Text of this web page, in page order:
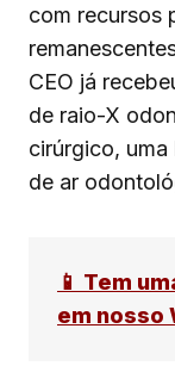
com recursos
CEO já
de raio-X
cirúrgico,
de ar
📱 Tem
em nosso